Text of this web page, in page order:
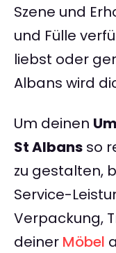
Szene und
und Fülle
liebst oder
Albans wird
Um deinen
St Albans so
zu gestalten,
Service-
Verpackung,
deiner Möbel